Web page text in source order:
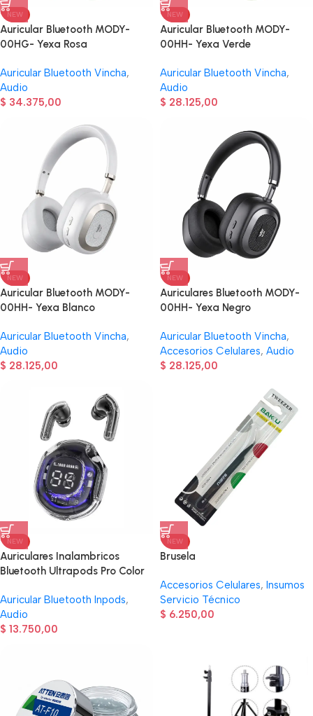
NEW
Auricular Bluetooth MODY-
00HG- Yexa Rosa
Auricular Bluetooth Vincha,
Audio
$ 34.375,00
NEW
Auricular Bluetooth MODY-
00HH- Yexa Verde
Auricular Bluetooth Vincha,
Audio
$ 28.125,00
NEW
Auricular Bluetooth MODY-
00HH- Yexa Blanco
Auricular Bluetooth Vincha,
Audio
$ 28.125,00
NEW
Auriculares Bluetooth MODY-
00HH- Yexa Negro
Auricular Bluetooth Vincha,
Accesorios Celulares, Audio
$ 28.125,00
NEW
Auriculares Inalambricos
Bluetooth Ultrapods Pro Color
Auricular Bluetooth Inpods,
Audio
$ 13.750,00
NEW
Brusela
Accesorios Celulares, Insumos
Servicio Técnico
$ 6.250,00